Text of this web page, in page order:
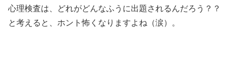
心理検査は、どれがどんなふうに出題されるんだろう？？
と考えると、ホント怖くなりますよね（涙）。